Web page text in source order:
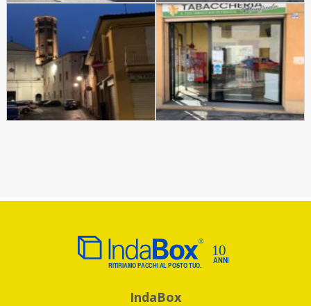
IndaBox